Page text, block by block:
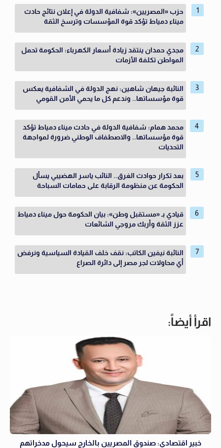
حزب «المصريين»: شفافية الدولة في إعلان نتائج حادث
ميناء دمياط تؤكد قوة المؤسسات وترسخ الثقة
مجدي حمدان ينتقد زيادة أسعار الكهرباء: الحكومة تحمل
المواطن تكلفة الأزمات
النائبة جيهان شاهين: نهج الدولة في الشفافية يعكس
قوة مؤسساتها.. وندعم كل ما يحمي الأمن القومي
محمد همام: شفافية الدولة في حادث ميناء دمياط تؤكد
قوة مؤسساتها.. والاصطفاف الوطني ضرورة لمواجهة
التحديات
بعد تكرار حوادث الغرق.. النائب ياسر الهضيبي يسأل
الحكومة عن منظومة الرقابة على حمامات السباحة
قيادي بـ «مستقبل وطن»: بيان الحكومة حول ميناء دمياط
عزز الثقة وأربك مروجي الشائعات
النائبة نيفين الكاتب: نقف خلف القيادة السياسية ونرفض
أي محاولات لجر مصر إلى دائرة الصراع
اقرأ أيضاً:
خبير اقتصادي: صندوق المصريين بالخارج سيحول مدخراتهم